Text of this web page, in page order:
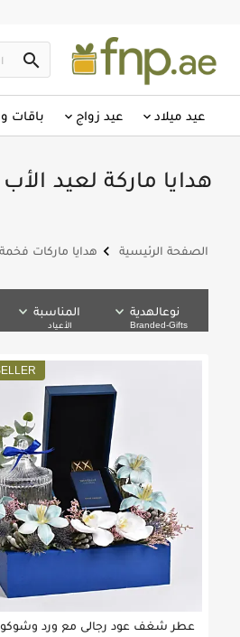
search
عيد ميلاد عيد زواج باقات
هدايا ماركة لعيد الأب
الصفحة الرئيسية keyboard_arrow_left هدايا ماركات فخمة
نوعالهدية
Branded-Gifts
المناسبة
الأعياد
عطر شغف عود رجالي مع ورد